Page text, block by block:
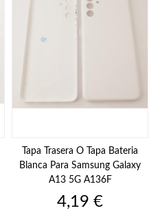
Tapa Trasera O Tapa Bateria
Blanca Para Samsung Galaxy
A13 5G A136F
Precio
4,19 €